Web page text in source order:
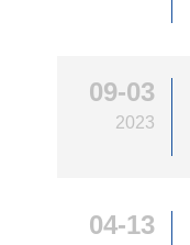
09-03
2023
04-13